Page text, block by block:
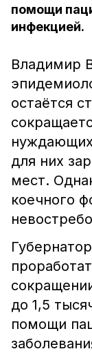
помощи
инфекцией.
Владимир
остаётся
для них
мест.
коечного
до 1,5
помощи